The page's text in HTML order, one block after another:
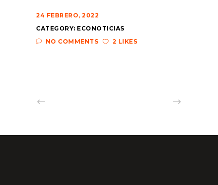
24 FEBRERO, 2022
CATEGORY: ECONOTICIAS
NO COMMENTS
2 LIKES